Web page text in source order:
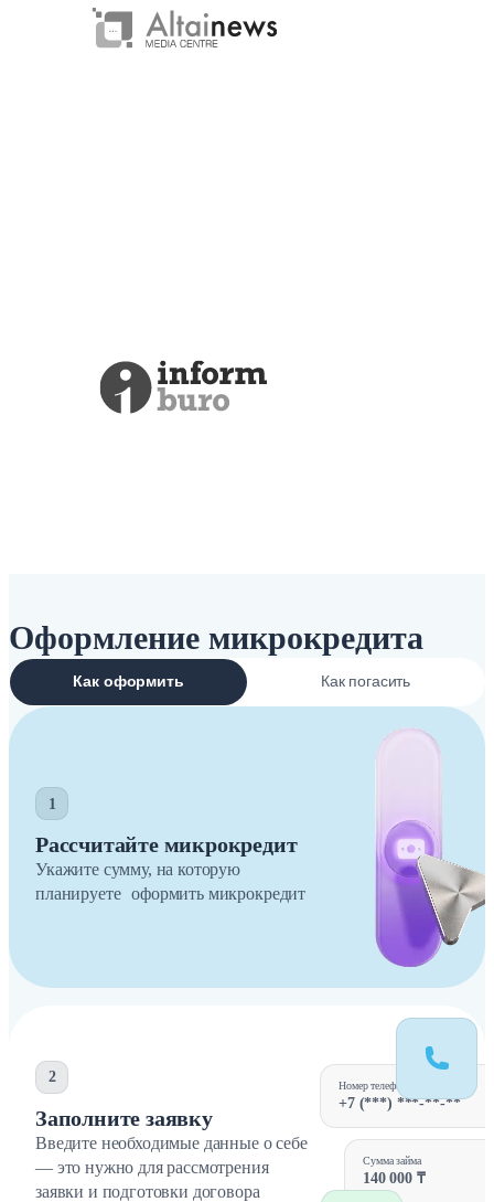
Оформление микрокредита
Как оформить Как погасить
1
Рассчитайте микрокредит
Укажите сумму, на которую
планируете оформить микрокредит
2
Заполните заявку
Введите необходимые данные о себе
— это нужно для рассмотрения
заявки и подготовки договора
Номер телефона
+7 (***) ***-**-**
Сумма займа
140 000 ₸